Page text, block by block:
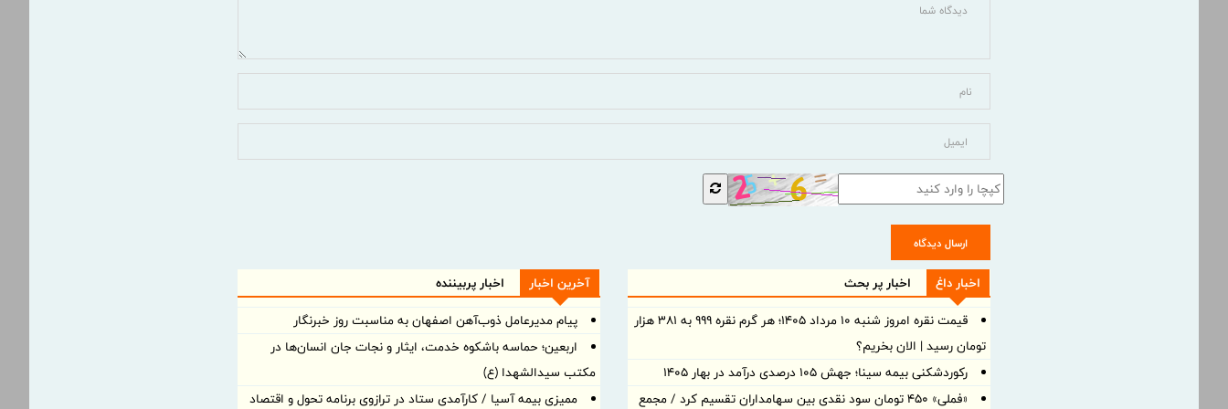
ارسال دیدگاه
اخبار داغ
اخبار پر بحث
قیمت نقره امروز شنبه ۱۰ مرداد ۱۴۰۵؛ هر گرم نقره ۹۹۹ به ۳۸۱ هزار
تومان رسید | الان بخریم؟
رکوردشکنی بیمه سینا؛ جهش 105 درصدی درآمد در بهار 1405
«فملی» ۴۵۰ تومان سود نقدی بین سهامداران تقسیم کرد / مجمع
آخرین اخبار
اخبار پربیننده
پیام مدیرعامل ذوب‌آهن اصفهان به مناسبت روز خبرنگار
اربعین؛ حماسه باشکوه خدمت، ایثار و نجات جان انسان‌ها در
مکتب سیدالشهدا (ع)
ممیزی بیمه آسیا / کارآمدی ستاد در ترازوی برنامه تحول و اقتصاد